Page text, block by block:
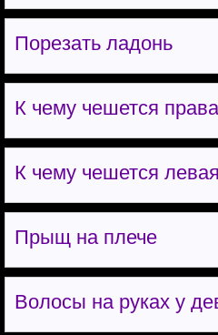
Порезать ладонь
К чему чешется
К чему чешется
Прыщ на плече
Волосы на руках у